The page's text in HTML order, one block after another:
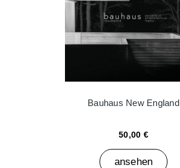
Bauhaus New England
50,00 €
ansehen